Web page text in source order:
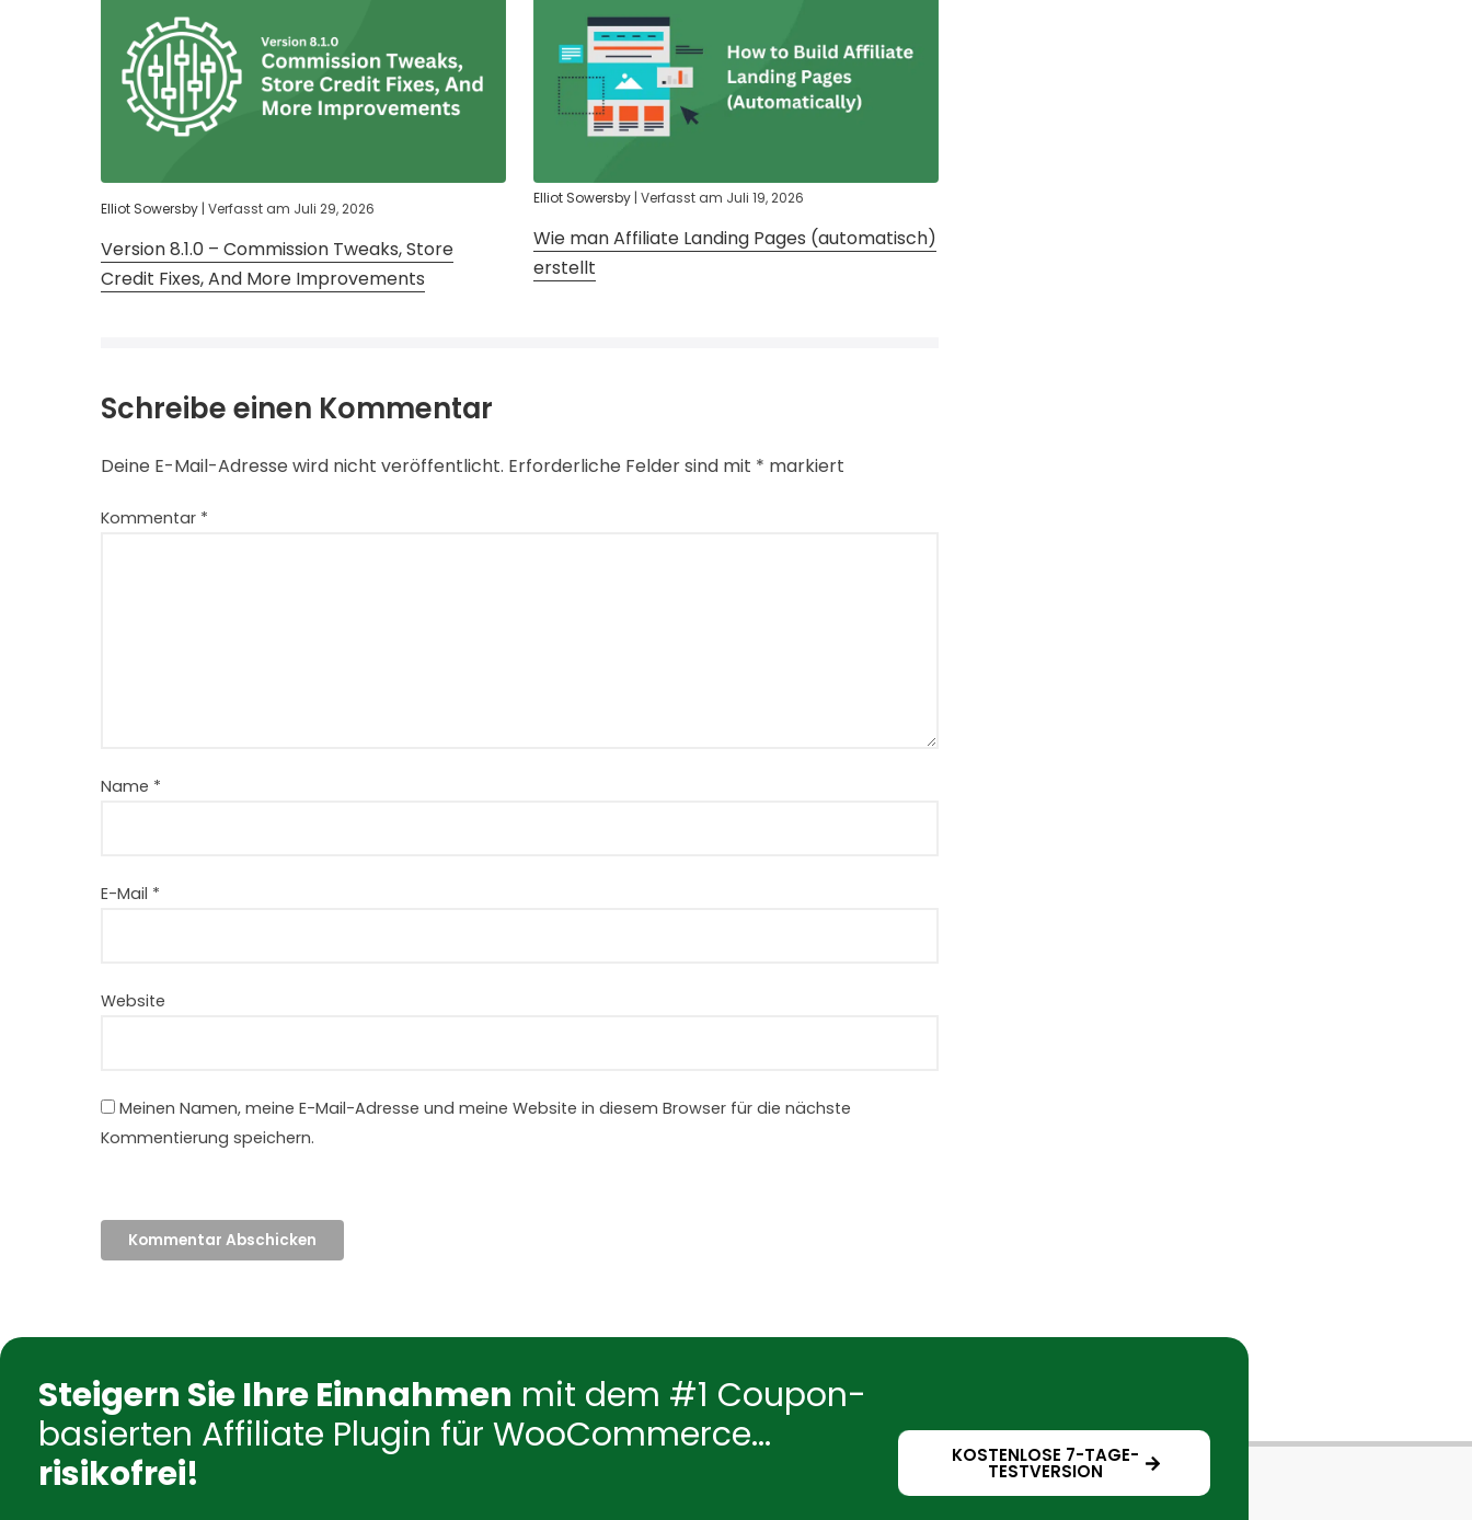
Elliot Sowersby | Verfasst am Juli 29, 2026
Version 8.1.0 – Commission Tweaks, Store
Credit Fixes, And More Improvements
Elliot Sowersby| Verfasst am Juli 19, 2026
Wie man Affiliate Landing Pages (automatisch)
erstellt
Schreibe einen Kommentar
Deine E-Mail-Adresse wird nicht veröffentlicht. Erforderliche Felder sind mit * markiert
Kommentar *
Name *
E-Mail *
Website
Meinen Namen, meine E-Mail-Adresse und meine Website in diesem Browser für die nächste
Kommentierung speichern.
Steigern Sie Ihre Einnahmen mit dem #1 Coupon-
basierten Affiliate Plugin für WooCommerce...
risikofrei!
KOSTENLOSE 7-TAGE-
TESTVERSION